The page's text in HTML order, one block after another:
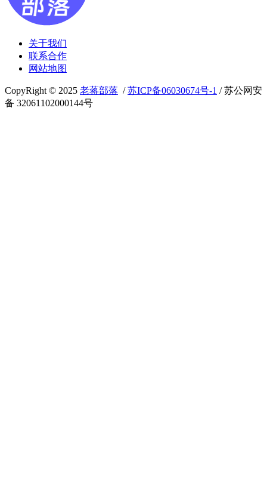
关于我们
联系合作
网站地图
CopyRight © 2025 老蒋部落 /苏ICP备06030674号-1 / 苏公网安
备 32061102000144号